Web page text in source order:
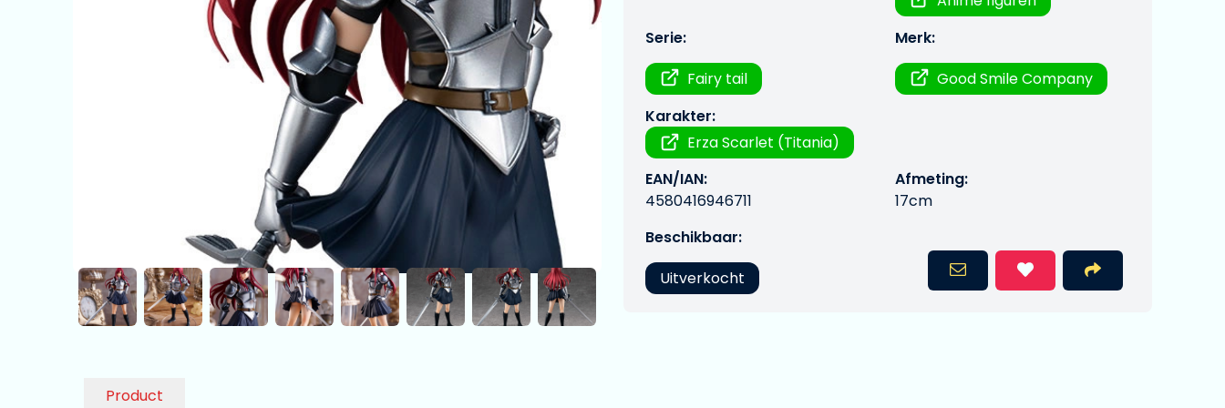
Serie:
Fairy tail
Merk:
Good Smile Company
Karakter:
Erza Scarlet (Titania)
EAN/IAN:
4580416946711
Afmeting:
17cm
Beschikbaar:
Uitverkocht
Product